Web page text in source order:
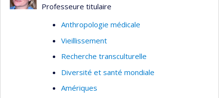
Professeure titulaire
Anthropologie médicale
Vieillissement
Recherche transculturelle
Diversité et santé mondiale
Amériques